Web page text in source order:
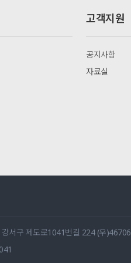
고객지원
공지사항
자료실
강서구 제도로1041번길 224 (우)46706